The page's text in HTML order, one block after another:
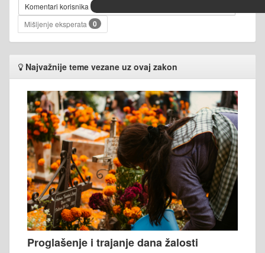
Komentari korisnika
Mišljenje eksperata
0
Najvažnije teme vezane uz ovaj zakon
Proglašenje i trajanje dana žalosti